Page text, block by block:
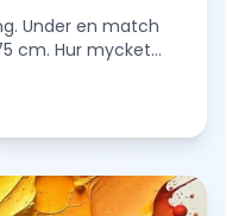
Under en match
cm. Hur mycket